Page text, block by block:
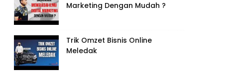
Marketing Dengan Mudah ?
Trik Omzet Bisnis Online
Meledak